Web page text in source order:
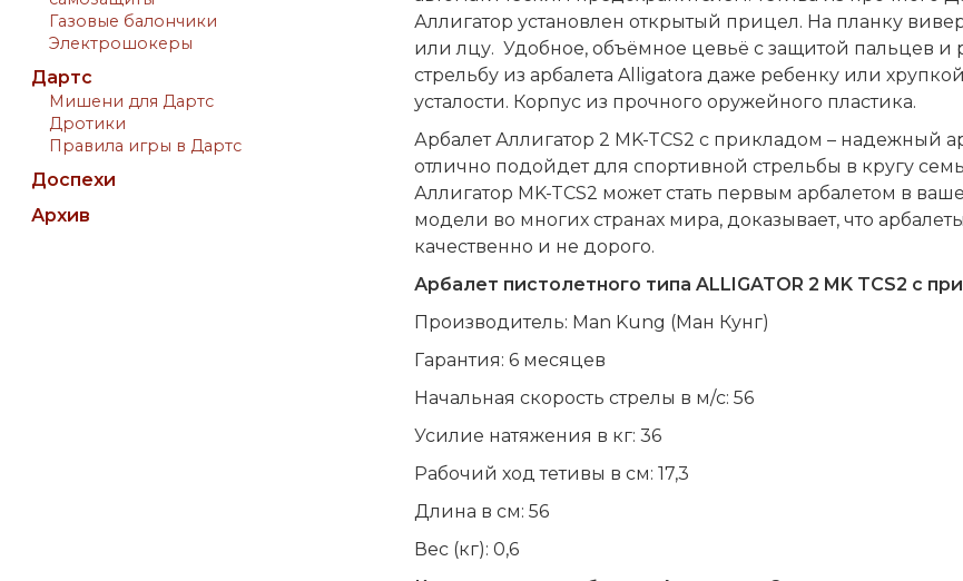
Газовые балончики
Электрошокеры
Дартс
Мишени для Дартс
Дротики
Правила игры в Дартс
Доспехи
Архив
Аллигатор установлен открытый прицел. На планку
или лцу. Удобное, объёмное цевьё с защитой пальцев
стрельбу из арбалета Alligatora даже ребенку или
усталости. Корпус из прочного оружейного пластика.
Арбалет Аллигатор 2 MK-TCS2 с прикладом – надежный
отлично подойдет для спортивной стрельбы в кругу
Аллигатор MK-TCS2 может стать первым арбалетом в
модели во многих странах мира, доказывает, что
качественно и не дорого.
Арбалет пистолетного типа ALLIGATOR 2 MK TCS2 с
Производитель: Man Kung (Ман Кунг)
Гарантия: 6 месяцев
Начальная скорость стрелы в м/с: 56
Усилие натяжения в кг: 36
Рабочий ход тетивы в см: 17,3
Длина в см: 56
Вес (кг): 0,6